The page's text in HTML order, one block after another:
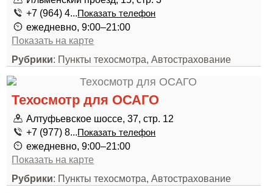
+7 (964) 4...Показать телефон
ежедневно, 9:00–21:00
Показать на карте
Рубрики: Пункты техосмотра, Автострахование
Техосмотр для ОСАГО
Алтуфьевское шоссе, 37, стр. 12
+7 (977) 8...Показать телефон
ежедневно, 9:00–21:00
Показать на карте
Рубрики: Пункты техосмотра, Автострахование